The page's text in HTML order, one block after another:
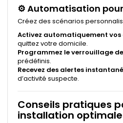
⚙Automatisation
Créez des scénarios
Activez automatiquement vos
quittez votre domicile.
Programmez le verrouillage
prédéfinis.
Recevez des alertes
d’activité suspecte.
Conseils pratiques
installation optimale